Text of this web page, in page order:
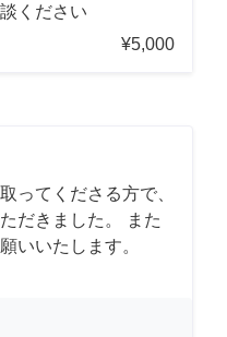
ください
¥5,000
ってくださる方で、
だきました。 また
いいたします。